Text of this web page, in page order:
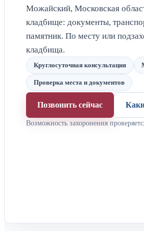
Можайский, Московская
кладбище: документы,
памятник. По месту или
кладбища.
Круглосуточная консультация
Проверка места и документов
Позвонить сейчас
Возможность захоронения